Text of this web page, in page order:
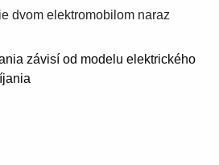
dvom elektromobilom naraz
závisí od modelu elektrického